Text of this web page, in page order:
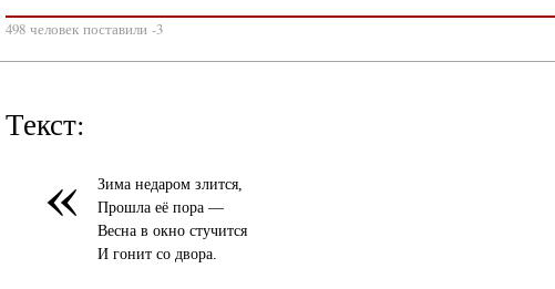
498 человек поставили -3
Текст:
«
Зима недаром злится,
Прошла её пора —
Весна в окно стучится
И гонит со двора.